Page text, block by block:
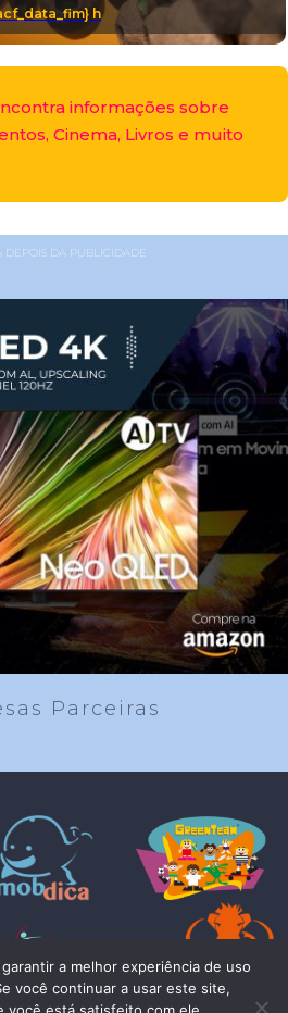
h
informações sobre
Cinema, Livros e muito
DEPOIS DA PUBLICIDADE
Parceiras
a melhor experiência de uso
você continuar a usar este site,